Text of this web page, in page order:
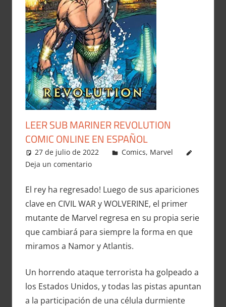
LEER SUB MARINER REVOLUTION
COMIC ONLINE EN ESPAÑOL
27 de julio de 2022 Carlitox Banana
Comics, Marvel
Deja un comentario
El rey ha regresado! Luego de sus apariciones
clave en CIVIL WAR y WOLVERINE, el primer
mutante de Marvel regresa en su propia serie
que cambiará para siempre la forma en que
miramos a Namor y Atlantis.
Un horrendo ataque terrorista ha golpeado a
los Estados Unidos, y todas las pistas apuntan
a la participación de una célula durmiente